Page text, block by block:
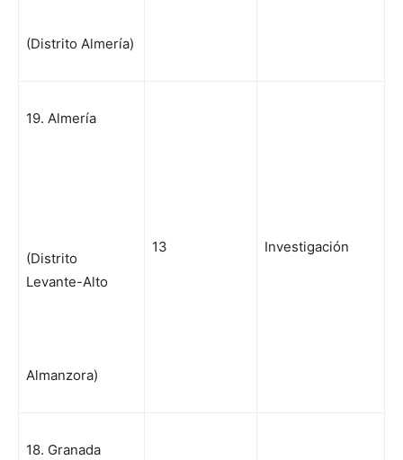
(Distrito Almería)
19. Almería
(Distrito
Levante-Alto
Almanzora)
13 Investigación
18. Granada